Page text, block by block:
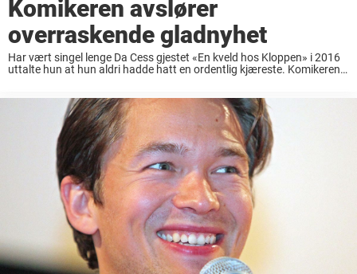
Komikeren avslører
overraskende gladnyhet
Har vært singel lenge Da Cess gjestet «En kveld hos Kloppen» i 2016
uttalte hun at hun aldri hadde hatt en ordentlig kjæreste. Komikeren